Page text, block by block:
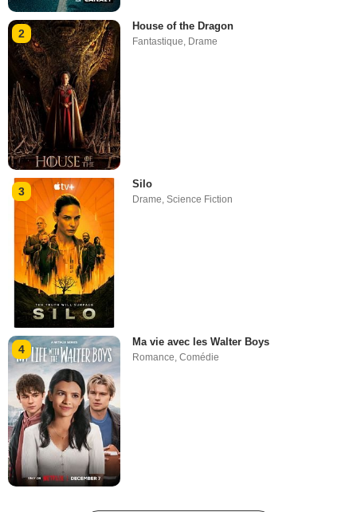
2
House of the Dragon
Fantastique Drame
3
Silo
Drame,Science Fiction
4
Ma vie avec les Walter Boys
Romance,Comédie